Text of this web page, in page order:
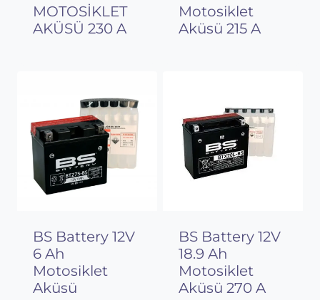
MOTOSİKLET
AKÜSÜ 230 A
Motosiklet
Aküsü 215 A
BS Battery 12V
6 Ah
Motosiklet
Aküsü
BS Battery 12V
18.9 Ah
Motosiklet
Aküsü 270 A